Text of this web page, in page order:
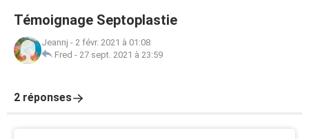
Témoignage Septoplastie
Jeannj - 2 févr. 2021 à 01:08
Fred - 27 sept. 2021 à 23:59
2 réponses